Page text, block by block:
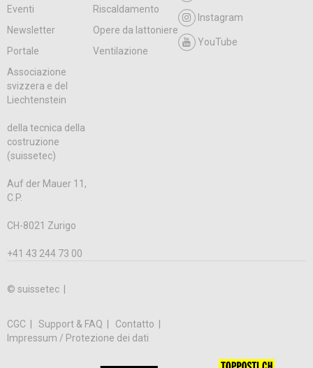
Eventi
Riscaldamento
Newsletter
Opere da lattoniere
Portale
Ventilazione
Instagram
YouTube
Associazione
svizzera e del
Liechtenstein
della tecnica della
costruzione
(suissetec)
Auf der Mauer 11,
C.P.
CH-8021 Zurigo
+41 43 244 73 00
© suissetec |
CGC Support & FAQ
Contatto
Impressum / Protezione dei dati